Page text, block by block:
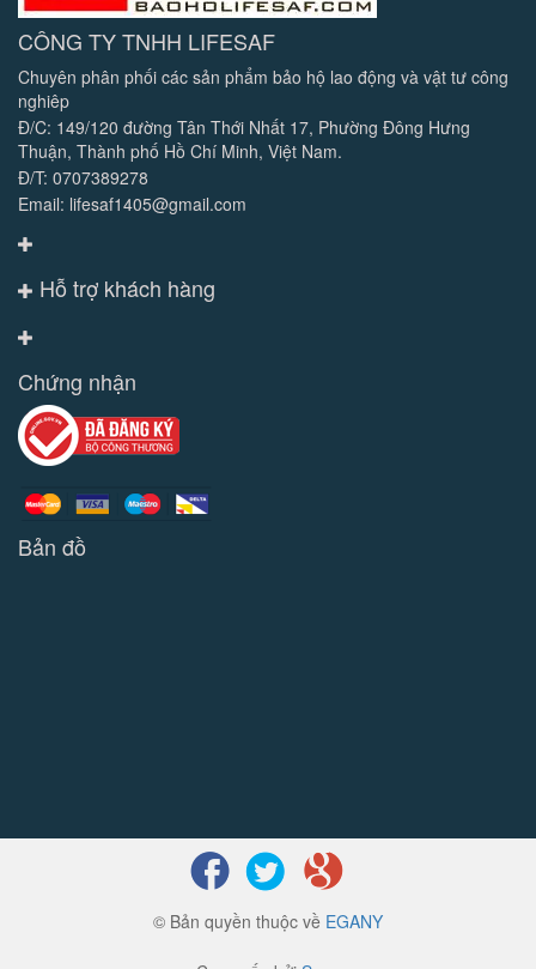
CÔNG TY TNHH LIFESAF
Chuyên phân phối các sản phẩm bảo hộ lao động và vật tư công
nghiêp
Đ/C: 149/120 đường Tân Thới Nhất 17, Phường Đông Hưng
Thuận, Thành phố Hồ Chí Minh, Việt Nam.
Đ/T: 0707389278
Email: lifesaf1405@gmail.com
Hỗ trợ khách hàng
Chứng nhận
Bản đồ
© Bản quyền thuộc về EGANY